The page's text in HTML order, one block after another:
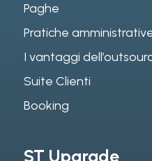
Paghe
Pratiche
I vantaggi
Suite Clienti
Booking
ST Upgrade